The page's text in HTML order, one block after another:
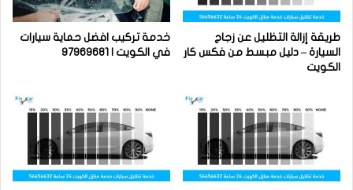
طريقة إزالة التظليل عن زجاج
السيارة – دليل مبسط من فكس كار
الكويت
خدمة تركيب افضل حماية سيارات
في الكويت | 97969681